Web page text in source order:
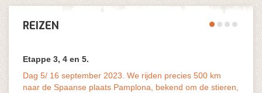
REIZEN
Etappe 3, 4 en 5.
Dag 5/ 16 september 2023. We rijden precies 500 km
naar de Spaanse plaats Pamplona, bekend om de stieren,